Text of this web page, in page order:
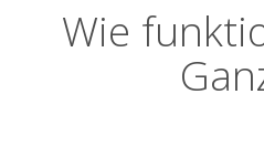
Wie